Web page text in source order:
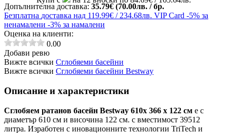
Допълнителна доставка: 35.79€ (70.00лв. / бр.
Безплатна доставка над 119.99€ / 234.68лв. VIP Card -5% за
ненамалени -3% за намалени
Оценка на клиенти:
0.00
Добави ревю
Вижте всички Сглобяеми басейни
Вижте всички Сглобяеми басейни Bestway
Описание и характеристики
Сглобяем ратанов басейн Bestway 610x 366 х 122 см e с
диаметър 610 см и височина 122 см. с вместимост 39512
литра. Изработен с иновационните технологии TriTech и